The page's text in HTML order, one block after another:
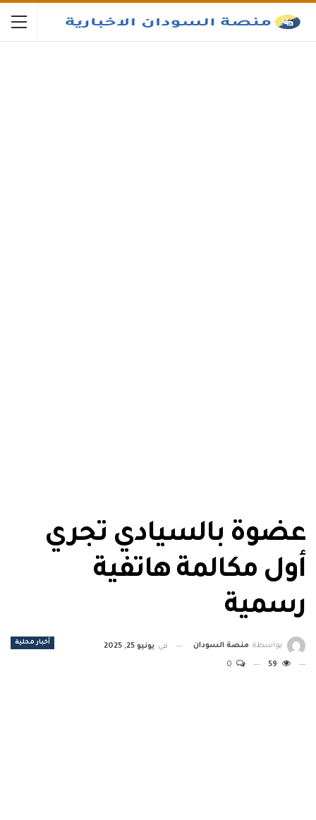
عضوة بالسيادي تجري
أول مكالمة هاتفية
رسمية
أخبار محلية بواسطة منصة السودان في يونيو 25, 2025
59